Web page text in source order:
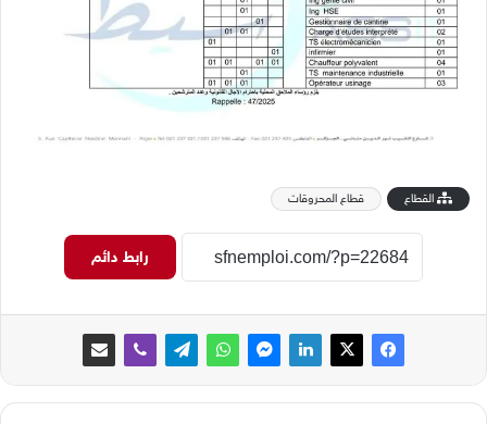
القطاع قطاع المحروقات
رابط دائم